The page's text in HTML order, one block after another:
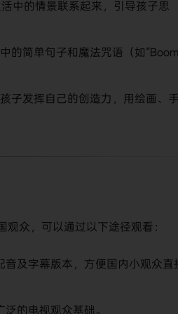
中的情景联系起来，引导孩子思
的简单句子和魔法咒语（如“Boom
子发挥自己的创造力，用绘画、
观众，可以通过以下途径观看：
音及字幕版本，方便国内小观众直
的电视观众基础。